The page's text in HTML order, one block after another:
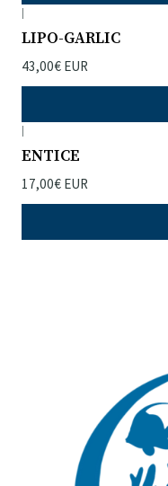
|
LIPO-GARLIC
43,00€ EUR
|
ENTICE
17,00€ EUR